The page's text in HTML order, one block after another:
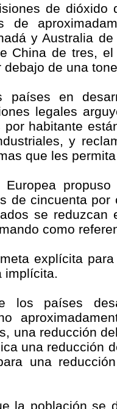
de
de
y Australia
China de tres,
de una
países en
legales
por habitante
y
que les
de cincuenta
se reduzcan
como
explícita
implícita.
los países
una reducción
una reducción
una
la población se